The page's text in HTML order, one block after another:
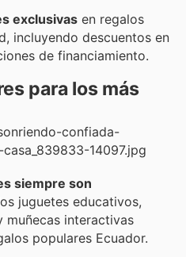
exclusivas en regalos
incluyendo descuentos en
de financiamiento.
para los más
siempre son
juguetes educativos,
muñecas interactivas
populares Ecuador.